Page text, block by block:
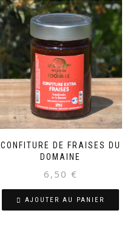
CONFITURE DE FRAISES DU
DOMAINE
6,50 €
AJOUTER AU PANIER